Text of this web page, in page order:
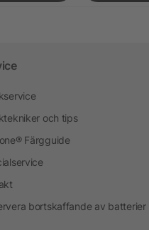
och tips
Färgguide
bortskaffande av batterier